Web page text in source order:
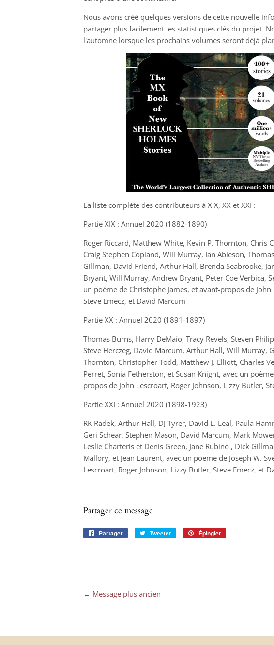
Nous avons créé quelques versions de cette nouvelle
partager plus facilement les statistiques clés du projet.
l'automne lorsque les prochains volumes seront déjà
La liste complète des contributeurs à XIX, XX et XXI :
Partie XIX : Annuel 2020 (1882-1890)
Roger Riccard, Matthew White, Kevin P. Thornton, Chris
Craig Stephen Copland, Will Murray, Ian Ableson,
Gillman, David Friend, Arthur Hall, Brenda Seabrooke,
Bryant, Will Murray, Andrew Bryant, Peter Coe Verbica,
un poème de Christophe James, et avant-propos de
Steve Emecz, et David Marcum
Partie XX : Annuel 2020 (1891-1897)
Thomas Burns, Harry DeMaio, Tracy Revels, Steven
Steve Herczeg, David Marcum, Arthur Hall, Will Murray,
Thornton, Christopher Todd, Matthew J. Elliott, Charles
Perret, Sonia Fetherston, et Susan Knight, avec un
propos de John Lescroart, Roger Johnson, Lizzy Butler,
Partie XXI : Annuel 2020 (1898-1923)
RK Radek, Arthur Hall, DJ Tyrer, David L. Leal, Paula
Geri Schear, Stephen Mason, David Marcum, Mark
Leslie Charteris et Denis Green, Jane Rubino , Dick
Mallory, et Jean Laurent, avec un poème de Joseph W.
Lescroart, Roger Johnson, Lizzy Butler, Steve Emecz, et
Partager ce message
Partager
PartagerTweeter
Tweeter
Épingler
← Message plus ancien